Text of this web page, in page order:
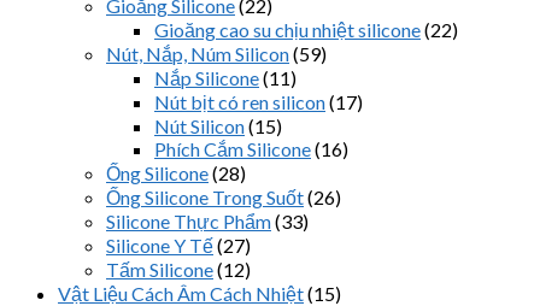
Gioăng Silicone(22)
Gioăng cao su chịu nhiệt silicone(22)
Nút, Nắp, Núm Silicon(59)
Nắp Silicone(11)
Nút bịt có ren silicon(17)
Nút Silicon(15)
Phích Cắm Silicone(16)
Ống Silicone(28)
Ống Silicone Trong Suốt(26)
Silicone Thực Phẩm(33)
Silicone Y Tế(27)
Tấm Silicone(12)
Vật Liệu Cách Âm Cách Nhiệt(15)